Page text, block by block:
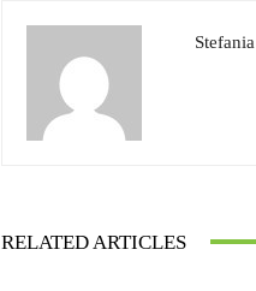
RELATED ARTICLES